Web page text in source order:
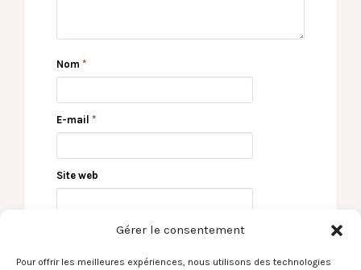
Gérer le consentement
Pour offrir les meilleures expériences, nous utilisons des technologies
Nom *
E-mail *
Site web